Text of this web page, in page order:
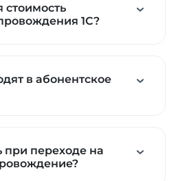
стоимость
1С?
в абонентское
при переходе на